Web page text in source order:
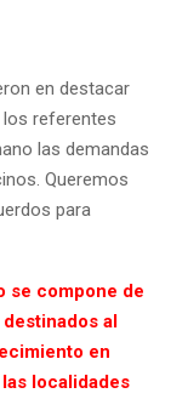
en destacar
los referentes
las demandas
Queremos
para
se compone de
al
en
localidades